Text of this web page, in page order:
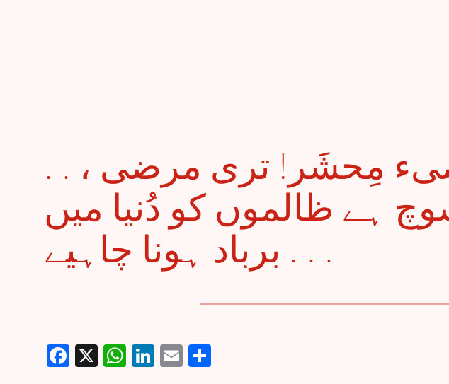
. . قاضیء مِحشَر! تری مرضی ،
ہے ظالموں کو دُنیا میں
برباد ہونا چاہیے . . .
Facebook
X WhatsApp
LinkedIn
EmailShare